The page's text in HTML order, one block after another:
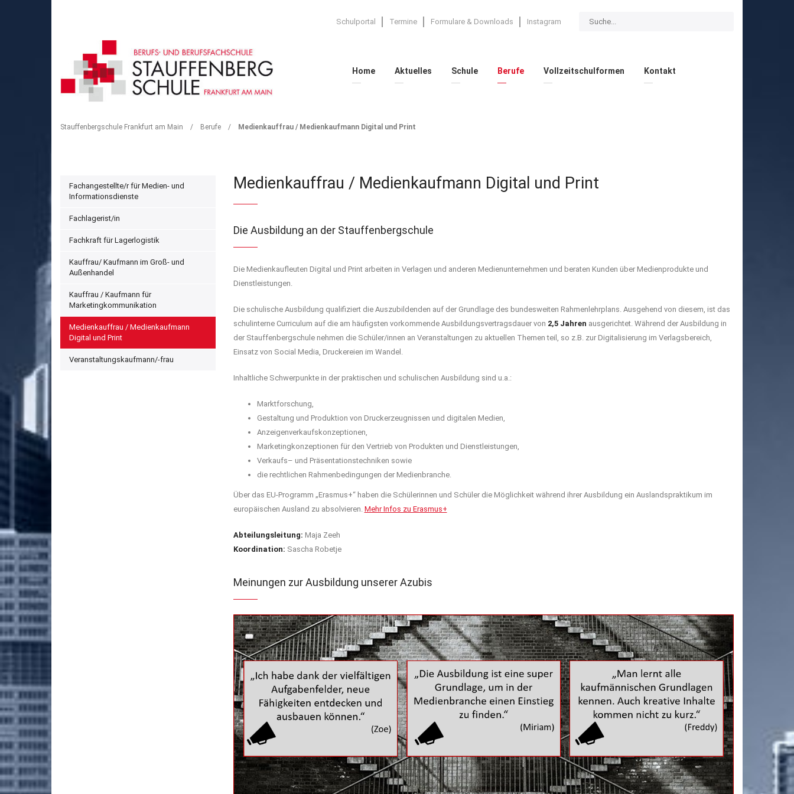
Schulportal Termine Formulare & Downloads Instagram
Home Aktuelles Schule Berufe Vollzeitschulformen Kontakt
Stauffenbergschule Frankfurt am Main / Berufe / Medienkauffrau / Medienkaufmann Digital und Print
Fachangestellte/r für Medien- und
Informationsdienste
Fachlagerist/in
Fachkraft für Lagerlogistik
Kauffrau/ Kaufmann im Groß- und
Außenhandel
Kauffrau / Kaufmann für
Marketingkommunikation
Medienkauffrau / Medienkaufmann
Digital und Print
Veranstaltungskaufmann/-frau
Medienkauffrau / Medienkaufmann Digital und Print
Die Ausbildung an der Stauffenbergschule
Die Medienkaufleuten Digital und Print arbeiten in Verlagen und anderen Medienunternehmen und beraten Kunden über Medienprodukte und
Dienstleistungen.
Die schulische Ausbildung qualifiziert die Auszubildenden auf der Grundlage des bundesweiten Rahmenlehrplans. Ausgehend von diesem, ist das
schulinterne Curriculum auf die am häufigsten vorkommende Ausbildungsvertragsdauer von 2,5 Jahren ausgerichtet. Während der Ausbildung in
der Stauffenbergschule nehmen die Schüler/innen an Veranstaltungen zu aktuellen Themen teil, so z.B. zur Digitalisierung im Verlagsbereich,
Einsatz von Social Media, Druckereien im Wandel.
Inhaltliche Schwerpunkte in der praktischen und schulischen Ausbildung sind u.a.:
Marktforschung,
Gestaltung und Produktion von Druckerzeugnissen und digitalen Medien,
Anzeigenverkaufskonzeptionen,
Marketingkonzeptionen für den Vertrieb von Produkten und Dienstleistungen,
Verkaufs– und Präsentationstechniken sowie
die rechtlichen Rahmenbedingungen der Medienbranche.
Über das EU-Programm „Erasmus+“ haben die Schülerinnen und Schüler die Möglichkeit während ihrer Ausbildung ein Auslandspraktikum im
europäischen Ausland zu absolvieren. Mehr Infos zu Erasmus+
Abteilungsleitung: Maja Zeeh
Koordination: Sascha Robetje
Meinungen zur Ausbildung unserer Azubis